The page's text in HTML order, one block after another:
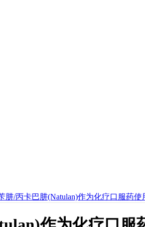
肼/丙卡巴肼(Natulan)作为化疗口服药